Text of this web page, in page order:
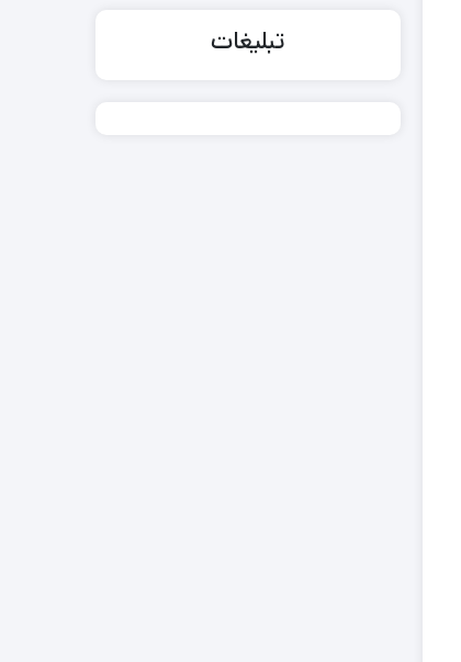
تبلیغات